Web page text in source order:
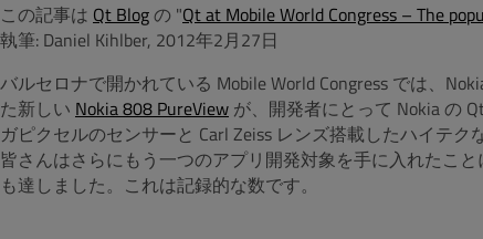
この記事は Qt Blogの "Qt at Mobile World Congress – The
執筆: Daniel Kihlber, 2012年2月27日
バルセロナで開かれている Mobile World Congress では、
た新しい Nokia 808 PureView が、開発者にとって Nokia の
ガピクセルのセンサーと Carl Zeiss レンズ搭載したハイテ
皆さんはさらにもう一つのアプリ開発対象を手に入れたこ
も達しました。これは記録的な数です。